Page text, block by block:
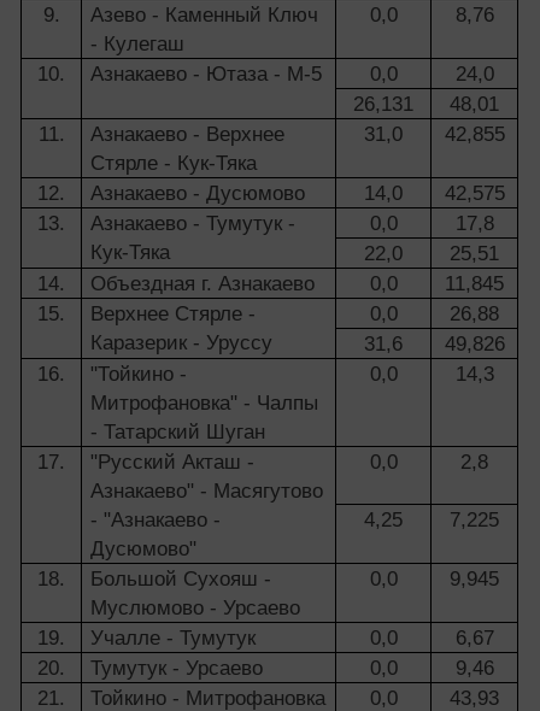
9.
Азево - Каменный Ключ
- Кулегаш
0,0 8,76
10. Азнакаево - Ютаза - М-5 0,0
24,0
26,131
48,01
11.
Азнакаево - Верхнее
Стярле - Кук-Тяка
31,0 42,855
12. Азнакаево - Дусюмово 14,0
42,575
13.
Азнакаево - Тумутук -
Кук-Тяка
0,0
17,8
22,0
25,51
14.
Объездная г. Азнакаево 0,0
11,845
15.
Верхнее Стярле -
Каразерик - Уруссу
0,0
26,88
31,6
49,826
16.
"Тойкино -
Митрофановка" - Чалпы
- Татарский Шуган
0,0 14,3
17.
"Русский Акташ -
Азнакаево" - Масягутово
- "Азнакаево -
Дусюмово"
0,0 2,8
4,25 7,225
18.
Большой Сухояш -
Муслюмово - Урсаево
0,0 9,945
19. Учалле - Тумутук 0,0
6,67
20.
Тумутук - Урсаево 0,0
9,46
21.
Тойкино - Митрофановка 0,0
43,93